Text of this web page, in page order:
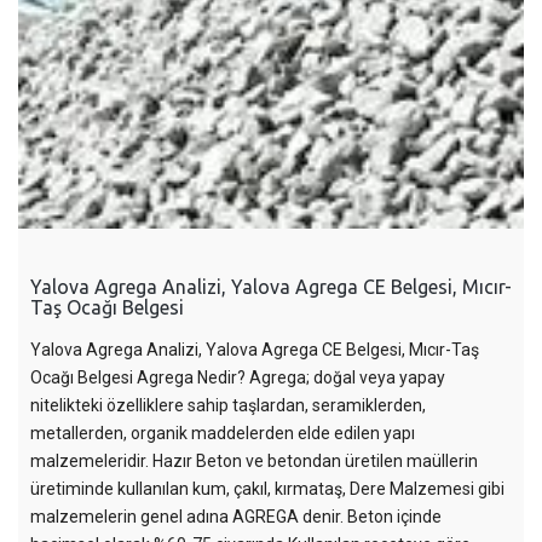
Yalova Agrega Analizi, Yalova Agrega CE Belgesi, Mıcır-
Taş Ocağı Belgesi
Yalova Agrega Analizi, Yalova Agrega CE Belgesi, Mıcır-Taş
Ocağı Belgesi Agrega Nedir? Agrega; doğal veya yapay
nitelikteki özelliklere sahip taşlardan, seramiklerden,
metallerden, organik maddelerden elde edilen yapı
malzemeleridir. Hazır Beton ve betondan üretilen maüllerin
üretiminde kullanılan kum, çakıl, kırmataş, Dere Malzemesi gibi
malzemelerin genel adına AGREGA denir. Beton içinde